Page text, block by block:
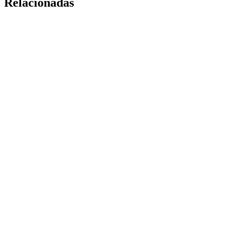
Relacionadas